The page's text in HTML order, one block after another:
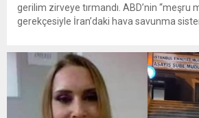
gerilim zirveye tırmandı. ABD’nin “meşru
gerekçesiyle İran’daki hava savunma
yeni bir ABD saldırısına anında yanıt